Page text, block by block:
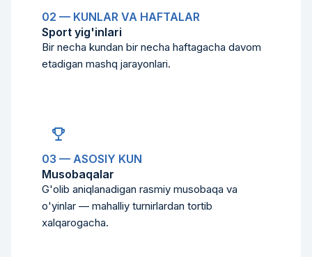
02 — KUNLAR VA HAFTALAR
Sport yig'inlari
Bir necha kundan bir necha haftagacha davom
etadigan mashq jarayonlari.
03 — ASOSIY KUN
Musobaqalar
G'olib aniqlanadigan rasmiy musobaqa va
o'yinlar — mahalliy turnirlardan tortib
xalqarogacha.